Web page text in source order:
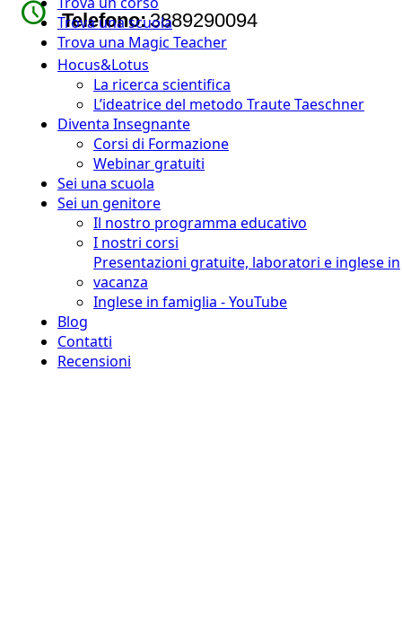
Trova una scuola
Trova una Magic Teacher
Hocus&Lotus
La ricerca scientifica
L’ideatrice del metodo Traute Taeschner
Diventa Insegnante
Corsi di Formazione
Webinar gratuiti
Sei una scuola
Sei un genitore
Il nostro programma educativo
I nostri corsi
Presentazioni gratuite, laboratori e inglese in
vacanza
Inglese in famiglia - YouTube
Blog
Contatti
Recensioni
watch_later Telefono:3889290094